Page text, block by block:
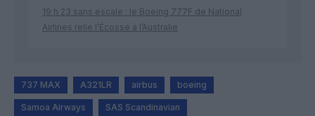
19 h 23 sans escale : le Boeing 777F de National
Airlines relie l’Écosse à l’Australie
737 MAX A321LR airbus boeing
Samoa Airways SAS Scandinavian